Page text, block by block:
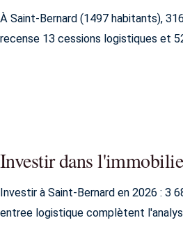
À Saint-Bernard (1497 habitants),
recense 13 cessions logistiques et
Investir dans
Investir à Saint-Bernard en 2026 : 3
entree logistique complètent